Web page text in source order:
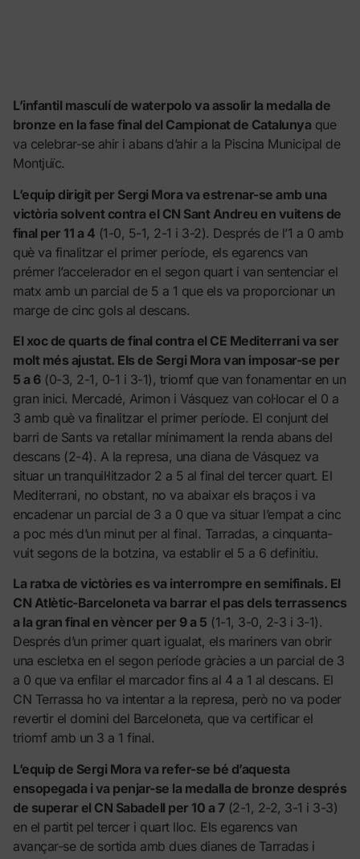
L’infantil masculí de waterpolo va assolir la medalla de
bronze en la fase final del Campionat de Catalunya que
va celebrar-se ahir i abans d’ahir a la Piscina Municipal de
Montjuïc.
L’equip dirigit per Sergi Mora va estrenar-se amb una
victòria solvent contra el CN Sant Andreu en vuitens de
final per 11 a 4 (1-0, 5-1, 2-1 i 3-2). Després de l’1 a 0 amb
què va finalitzar el primer període, els egarencs van
prémer l’accelerador en el segon quart i van sentenciar el
matx amb un parcial de 5 a 1 que els va proporcionar un
marge de cinc gols al descans.
El xoc de quarts de final contra el CE Mediterrani va ser
molt més ajustat. Els de Sergi Mora van imposar-se per
5 a 6(0-3, 2-1, 0-1 i 3-1), triomf que van fonamentar en un
gran inici. Mercadé, Arimon i Vásquez van col·locar el 0 a
3 amb què va finalitzar el primer període. El conjunt del
barri de Sants va retallar mínimament la renda abans del
descans (2-4). A la represa, una diana de Vásquez va
situar un tranquil·litzador 2 a 5 al final del tercer quart. El
Mediterrani, no obstant, no va abaixar els braços i va
encadenar un parcial de 3 a 0 que va situar l’empat a cinc
a poc més d’un minut per al final. Tarradas, a cinquanta-
vuit segons de la botzina, va establir el 5 a 6 definitiu.
La ratxa de victòries es va interrompre en semifinals. El
CN Atlètic-Barceloneta va barrar el pas dels terrassencs
a la gran final en vèncer per 9 a 5 (1-1, 3-0, 2-3 i 3-1).
Després d’un primer quart igualat, els mariners van obrir
una escletxa en el segon període gràcies a un parcial de 3
a 0 que va enfilar el marcador fins al 4 a 1 al descans. El
CN Terrassa ho va intentar a la represa, però no va poder
revertir el domini del Barceloneta, que va certificar el
triomf amb un 3 a 1 final.
L’equip de Sergi Mora va refer-se bé d’aquesta
ensopegada i va penjar-se la medalla de bronze després
de superar el CN Sabadell per 10 a 7(2-1, 2-2, 3-1 i 3-3)
en el partit pel tercer i quart lloc. Els egarencs van
avançar-se de sortida amb dues dianes de Tarradas i